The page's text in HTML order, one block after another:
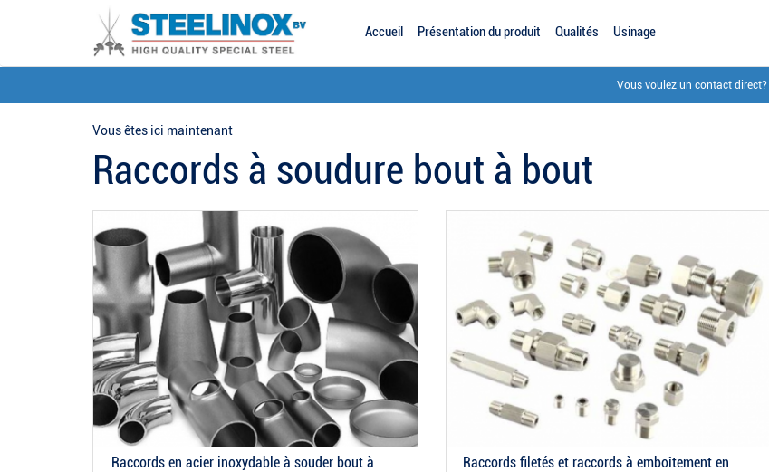
Accueil Présentation du produit Qualités Usinage
Vous voulez un contact direct?
Vous êtes ici maintenant
Raccords à soudure bout à bout
Raccords en acier inoxydable à souder bout à
Raccords filetés et raccords à emboîtement en